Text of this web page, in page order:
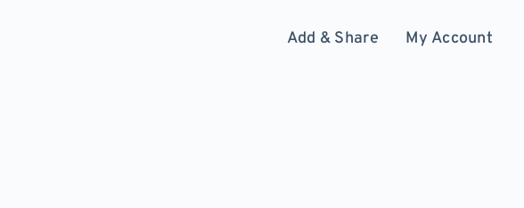
Add & Share My Account